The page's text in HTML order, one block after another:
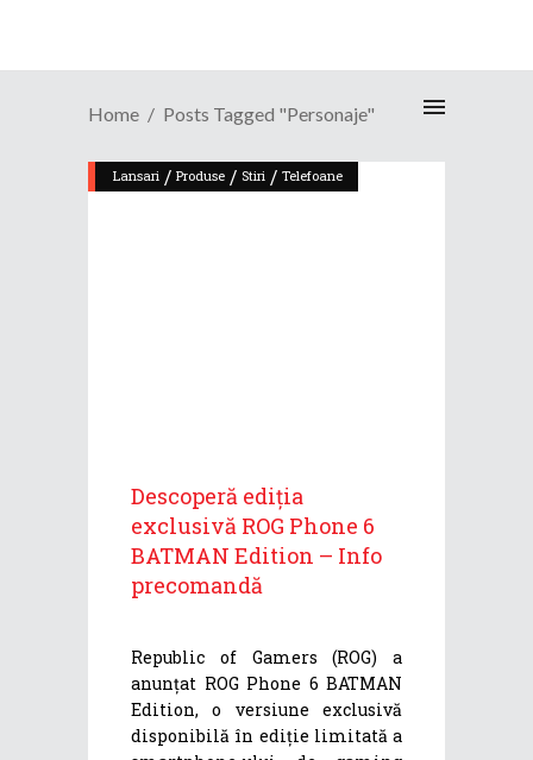
Home Posts Tagged "personaje"
Lansari / Produse / Stiri / Telefoane
Descoperă ediția
exclusivă ROG Phone 6
BATMAN Edition – Info
precomandă
Republic of Gamers (ROG) a
anunțat ROG Phone 6 BATMAN
Edition, o versiune exclusivă
disponibilă în ediție limitată a